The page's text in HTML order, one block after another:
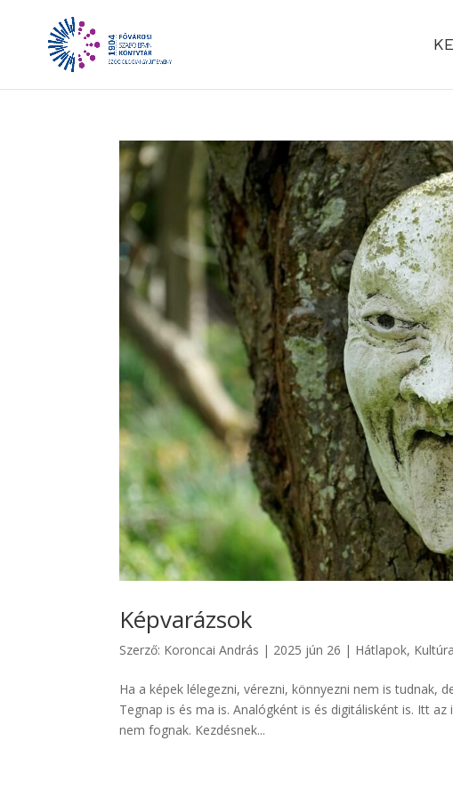
Képvarázsok
Szerző: Koroncai András | 2025 jún 26 | Hátlapok, Kultúra
Ha a képek lélegezni, vérezni, könnyezni nem is tudnak,
Tegnap is és ma is. Analógként is és digitálisként is. Itt
nem fognak. Kezdésnek...